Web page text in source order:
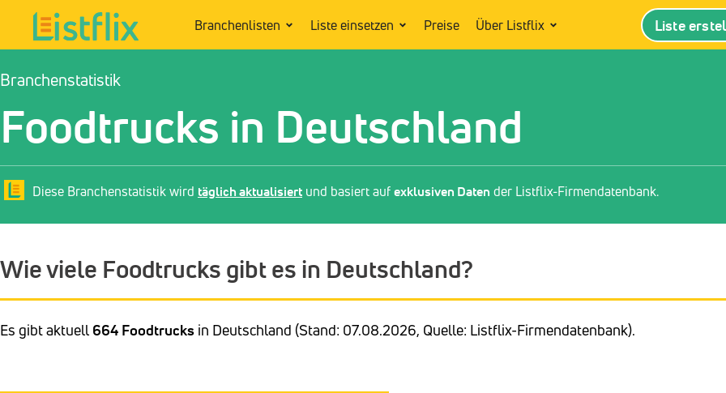
Branchenlisten Liste einsetzen Preise Über Listflix Liste
Branchenstatistik
Foodtrucks in Deutschland
Diese Branchenstatistik wird täglich aktualisiert und basiert aufexklusiven Daten der Listflix-Firmendatenbank.
Wie viele Foodtrucks gibt es in Deutschland?
Es gibt aktuell 664 Foodtrucks in Deutschland (Stand: 07.08.2026, Quelle: Listflix-Firmendatenbank).